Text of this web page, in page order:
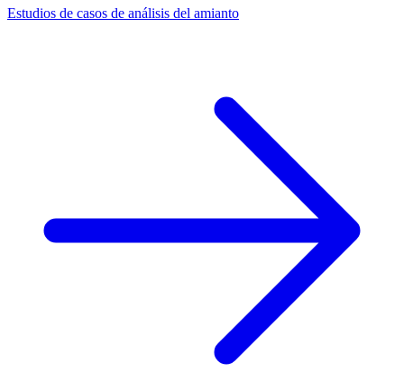
Estudios de casos de análisis del amianto